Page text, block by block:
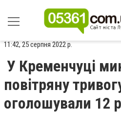
11:42, 25 серпня 2022 р.
У Кременчуці
повітряну
оголошували 12